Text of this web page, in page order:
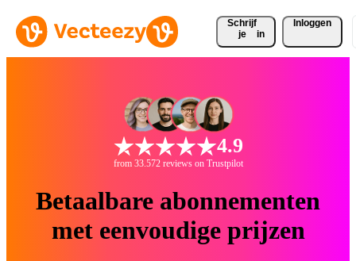
Schrijf
je
in
Inloggen
4.9
from 33.572 reviews on Trustpilot
Betaalbare abonnementen
met eenvoudige prijzen